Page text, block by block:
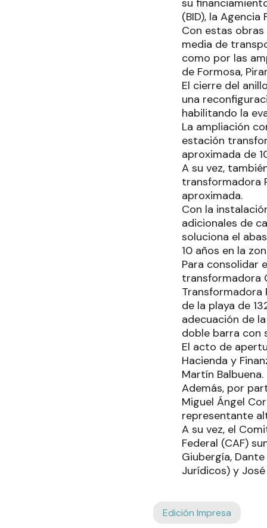
su
(BID), la
Con estas
media de
como por las
de Formosa,
El cierre del
una
habilitando la
La ampliación
estación
aproximada de
A su vez,
transformadora
aproximada.
Con la
adicionales de
soluciona el
10 años en la
Para consolidar
transformadora
Transformadora
de la playa de
adecuación de
doble barra con
El acto de
Hacienda y
Martín Balbuena.
Además, por
Miguel Ángel
representante
A su vez, el
Federal (CAF)
Giubergía,
Jurídicos) y
Edición Impresa